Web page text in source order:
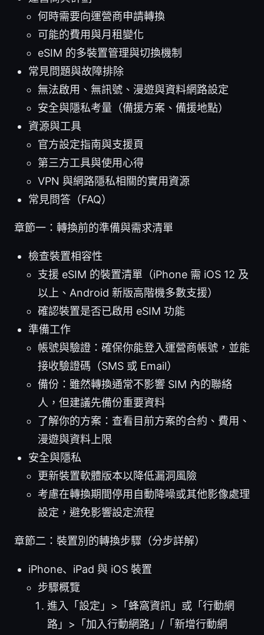
何時需要向運營商申請轉換
可能的費用與月租變化
eSIM 的多裝置管理與切換機制
常見問題與故障排除
無法啟用、無訊號、漫遊與資料網路設定
安全與隱私考量（備援方案、備援地點）
資源與工具
官方設定指南與支援頁
第三方工具與使用心得
VPN 與網路隱私相關的實用資源
常見問答（FAQ）
章節一：轉換前的準備與需求清單
檢查裝置相容性
支援 eSIM 的裝置清單（iPhone 需 iOS 12 及
以上、Android 新版高階機多數支援）
確認裝置是否已啟用 eSIM 功能
準備工作
帳號與驗證：確保你能登入運營商帳號，並能
接收驗證碼（SMS 或 Email）
備份：雖然轉換通常不影響 SIM 內的聯絡
人，但建議先備份重要資料
了解你的方案：查看目前方案的合約、費用、
漫遊與資料上限
安全與隱私
更新裝置軟體版本以降低漏洞風險
考慮在轉換期間停用自動降噪或其他影像處理
設定，避免影響設定流程
章節二：裝置別的轉換步驟（分步詳解）
iPhone、iPad 與 iOS 裝置
步驟概覽
進入「設定」>「蜂窩資訊」或「行動網
路」>「加入行動網路」/「新增行動網